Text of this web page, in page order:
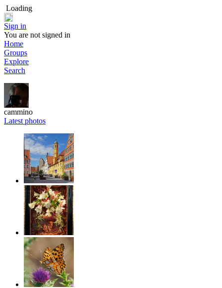
Loading
Sign in
You are not signed in
Home
Groups
Explore
Search
cammino
Latest photos